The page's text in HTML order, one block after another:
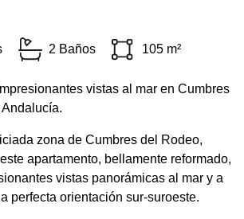
2 Baños 105 m²
vistas al mar en Cumbres
zona de Cumbres del Rodeo,
apartamento, bellamente reformado,
vistas panorámicas al mar y a
perfecta orientación sur-suroeste.